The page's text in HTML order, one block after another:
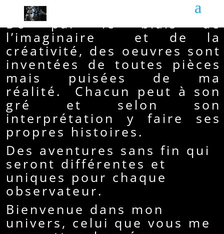
ici et là.
De par le biais de
l’imaginaire et de la
créativité, des oeuvres sont
inventées de toutes pièces
mais puisées de ma
réalité. Chacun peut à son
gré et selon son
interprétation y faire ses
propres histoires.
Des aventures sans fin qui
seront différentes et
uniques pour chaque
observateur.
Bienvenue dans mon
univers, celui que vous me